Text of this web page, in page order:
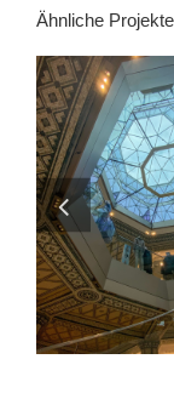
Ähnliche Projekte
ALTER